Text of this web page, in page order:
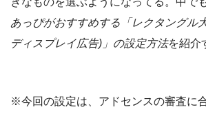
あっぴがおすすめする「レクタングル
ディスプレイ広告)」の設定方法を紹介
※今回の設定は、アドセンスの審査に